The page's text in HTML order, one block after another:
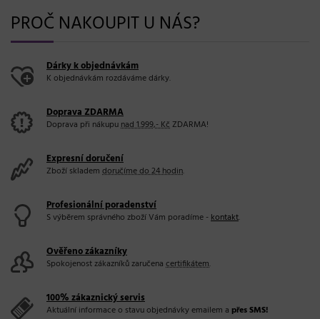
PROČ NAKOUPIT U NÁS?
Dárky k objednávkám
K objednávkám rozdáváme dárky.
Doprava ZDARMA
Doprava při nákupunad 1.999,- KčZDARMA!
Expresní doručení
Zboží skladem doručíme do 24 hodin.
Profesionální poradenství
S výběrem správného zboží Vám poradíme -kontakt.
Ověřeno zákazníky
Spokojenost zákazníků zaručena certifikátem.
100% zákaznický servis
Aktuální informace o stavu objednávky emailem a přes SMS!